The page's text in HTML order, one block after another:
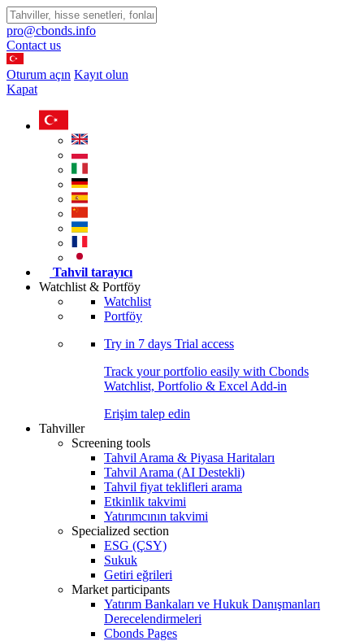
pro@cbonds.info
Contact us
Oturum açın Kayıt olun
Kapat
Tahvil tarayıcı
Watchlist & Portföy
Watchlist
Portföy
Try in 7 days Trial access
Track your portfolio easily with Cbonds
Watchlist, Portfolio & Excel Add-in
Erişim talep edin
Tahviller
Screening tools
Tahvil Arama & Piyasa Haritaları
Tahvil Arama (AI Destekli)
Tahvil fiyat teklifleri arama
Etkinlik takvimi
Yatırımcının takvimi
Specialized section
ESG (ÇSY)
Sukuk
Getiri eğrileri
Market participants
Yatırım Bankaları ve Hukuk Danışmanları
Derecelendirmeleri
Cbonds Pages